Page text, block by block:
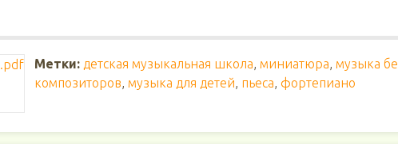
Метки: детская музыкальная школа, миниатюра, музыка
композиторов, музыка для детей, пьеса, фортепиано